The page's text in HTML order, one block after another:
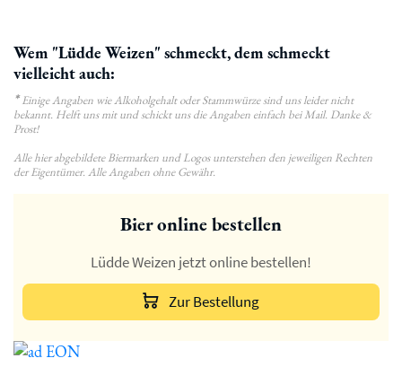
Wem "Lüdde Weizen" schmeckt, dem schmeckt
vielleicht auch:
*Einige Angaben wie Alkoholgehalt oder Stammwürze sind uns leider nicht
bekannt. Helft uns mit und schickt uns die Angaben einfach bei Mail. Danke &
Prost!
Alle hier abgebildete Biermarken und Logos unterstehen den jeweiligen Rechten
der Eigentümer. Alle Angaben ohne Gewähr.
Bier online bestellen
Lüdde Weizen jetzt online bestellen!
Zur Bestellung